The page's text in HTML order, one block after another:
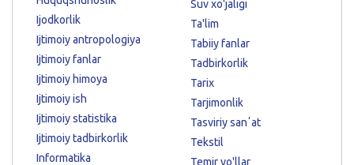
Ijodkorlik
Ijtimoiy antropologiya
Ijtimoiy fanlar
Ijtimoiy himoya
Ijtimoiy ish
Ijtimoiy statistika
Ijtimoiy tadbirkorlik
Informatika
Suv xo'jaligi
Ta'lim
Tabiiy fanlar
Tadbirkorlik
Tarix
Tarjimonlik
Tasviriy sanʼat
Tekstil
Temir yo'llar